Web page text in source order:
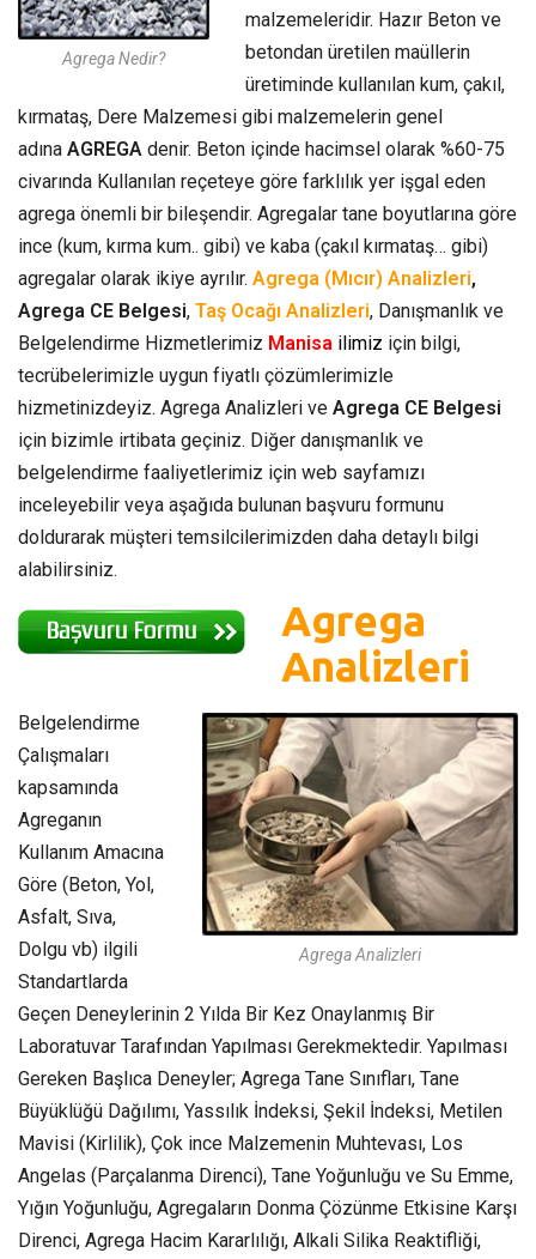
Agrega Nedir?
malzemeleridir. Hazır Beton ve
betondan üretilen maüllerin
üretiminde kullanılan kum, çakıl,
kırmataş, Dere Malzemesi gibi malzemelerin genel
adına AGREGA denir. Beton içinde hacimsel olarak %60-75
civarında Kullanılan reçeteye göre farklılık yer işgal eden
agrega önemli bir bileşendir. Agregalar tane boyutlarına göre
ince (kum, kırma kum.. gibi) ve kaba (çakıl kırmataş… gibi)
agregalar olarak ikiye ayrılır. Agrega (Mıcır) Analizleri,
Agrega CE Belgesi, Taş Ocağı Analizleri, Danışmanlık ve
Belgelendirme Hizmetlerimiz Manisa ilimiz için bilgi,
tecrübelerimizle uygun fiyatlı çözümlerimizle
hizmetinizdeyiz. Agrega Analizleri ve Agrega CE Belgesi
için bizimle irtibata geçiniz. Diğer danışmanlık ve
belgelendirme faaliyetlerimiz için web sayfamızı
inceleyebilir veya aşağıda bulunan başvuru formunu
doldurarak müşteri temsilcilerimizden daha detaylı bilgi
alabilirsiniz.
Agrega
Analizleri
Agrega Analizleri
Belgelendirme
Çalışmaları
kapsamında
Agreganın
Kullanım Amacına
Göre (Beton, Yol,
Asfalt, Sıva,
Dolgu vb) ilgili
Standartlarda
Geçen Deneylerinin 2 Yılda Bir Kez Onaylanmış Bir
Laboratuvar Tarafından Yapılması Gerekmektedir. Yapılması
Gereken Başlıca Deneyler; Agrega Tane Sınıfları, Tane
Büyüklüğü Dağılımı, Yassılık İndeksi, Şekil İndeksi, Metilen
Mavisi (Kirlilik), Çok ince Malzemenin Muhtevası, Los
Angelas (Parçalanma Direnci), Tane Yoğunluğu ve Su Emme,
Yığın Yoğunluğu, Agregaların Donma Çözünme Etkisine Karşı
Direnci, Agrega Hacim Kararlılığı, Alkali Silika Reaktifliği,